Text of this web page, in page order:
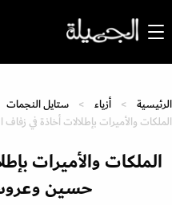
الرئيسية أزياء
ستايل النجمات
الملكات والأميرات بإطلالات أخاذة في
الملكات والأميرات
حسين